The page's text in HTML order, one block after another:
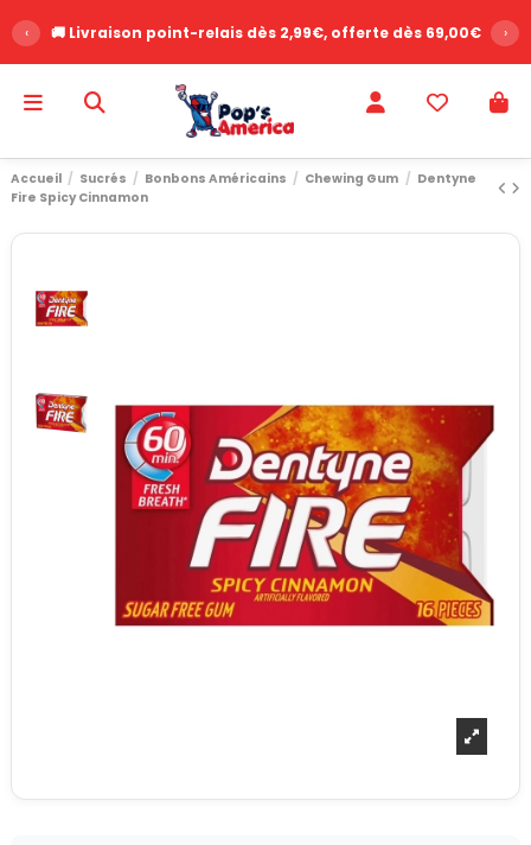
‹ 🚚 Livraison point-relais dès 2,99€, offerte dès 69,00€ ›
Accueil Sucrés Bonbons Américains Chewing Gum
Dentyne
Fire Spicy Cinnamon